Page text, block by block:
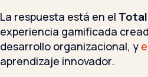
La respuesta está en el Total
experiencia gamificada
desarrollo organizacional, y
aprendizaje innovador.